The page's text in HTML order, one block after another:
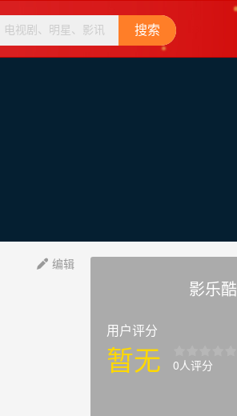
搜索
 编辑
影乐酷
用户评分
暂无 0人评分